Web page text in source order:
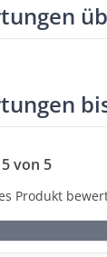
5 von 5
Produkt